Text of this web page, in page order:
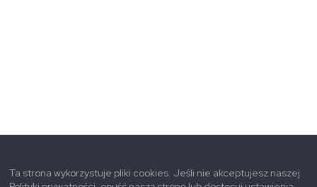
Ta strona wykorzystuje pliki cookies. Jeśli nie akceptujesz naszej